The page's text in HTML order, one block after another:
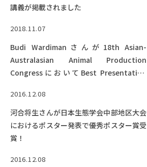
講義が掲載されました
2018.11.07
Budi Wardimanさんが18th Asian-
Australasian Animal Production
CongressにおいてBest Presentation
2016.12.08
河合将生さんが日本生態学会中部地区大会
におけるポスター発表で優秀ポスター賞受
賞！
2016.12.08